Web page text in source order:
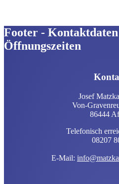
Footer -
Öffnungszeiten
Josef
Von-
86444
Telefonisch
08207
E-Mail: